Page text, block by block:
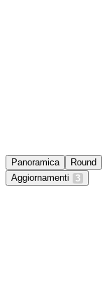
Panoramica Round
Aggiornamenti
3